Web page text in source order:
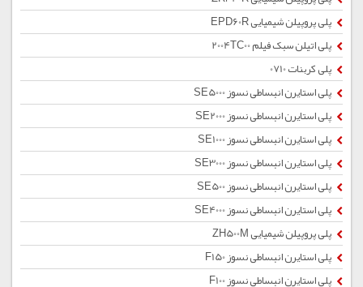
پلی پروپیلن شیمیایی EPD60R
پلی اتیلن سبک فیلم 2004TC00
پلی کربنات 0710
پلی استایرن انبساطی نسوز SE5000
پلی استایرن انبساطی نسوز SE2000
پلی استایرن انبساطی نسوز SE1000
پلی استایرن انبساطی نسوز SE3000
پلی استایرن انبساطی نسوز SE500
پلی استایرن انبساطی نسوز SE4000
پلی پروپیلن شیمیایی ZH500M
پلی استایرن انبساطی نسوز F150
پلی استایرن انبساطی نسوز F100